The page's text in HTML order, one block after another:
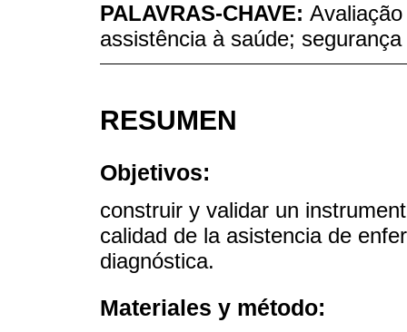
PALAVRAS-CHAVE:
assistência à saúde;
RESUMEN
Objetivos:
construir y validar un
calidad de la asistencia de
diagnóstica.
Materiales y método: